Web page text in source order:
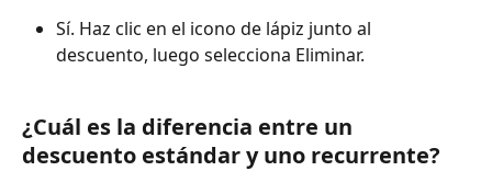
Sí. Haz clic en el icono de lápiz junto al
descuento, luego selecciona Eliminar.
¿Cuál es la diferencia entre un
descuento estándar y uno recurrente?